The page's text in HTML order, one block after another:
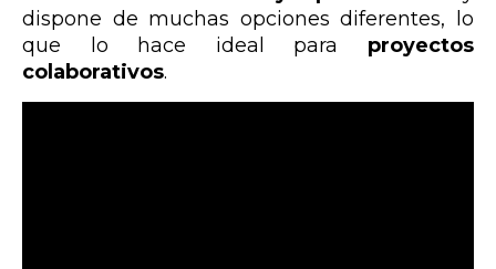
dispone de muchas opciones diferentes, lo
que lo hace ideal para proyectos
colaborativos.